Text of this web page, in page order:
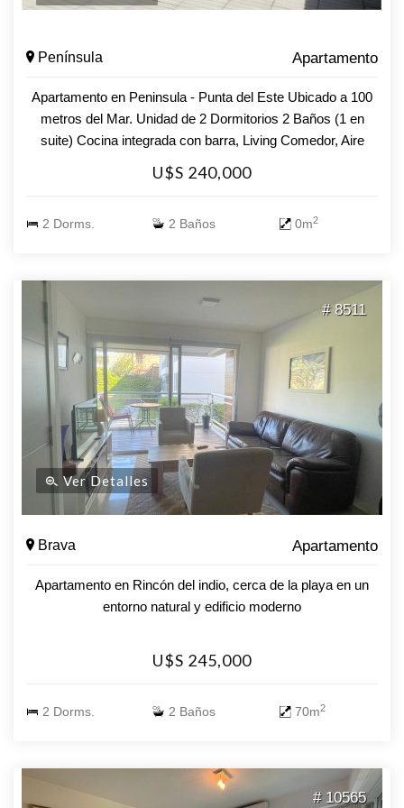
Península Apartamento
Apartamento en Peninsula - Punta del Este Ubicado a 100
metros del Mar. Unidad de 2 Dormitorios 2 Baños (1 en
suite) Cocina integrada con barra, Living Comedor, Aire
acondicionado Amenities : Solarium - Salón de usos
multiples - Play room - Sauna - Piscina Tv Cable y wifi
asesores.
U$S 240,000
2 Dorms. 2 Baños 0m2
# 8511
Ver Detalles
Brava Apartamento
Apartamento en Rincón del indio, cerca de la playa en un
entorno natural y edificio moderno
U$S 245,000
2 Dorms. 2 Baños 70m2
# 10565